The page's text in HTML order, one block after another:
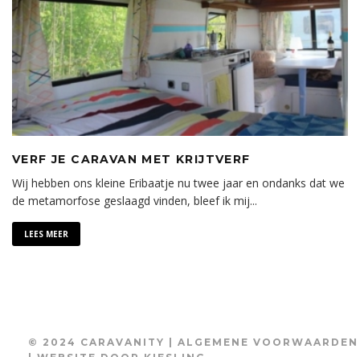
VERF JE CARAVAN MET KRIJTVERF
Wij hebben ons kleine Eribaatje nu twee jaar en ondanks dat we
de metamorfose geslaagd vinden, bleef ik mij...
LEES MEER
© 2024 CARAVANITY | ALGEMENE VOORWAARDEN